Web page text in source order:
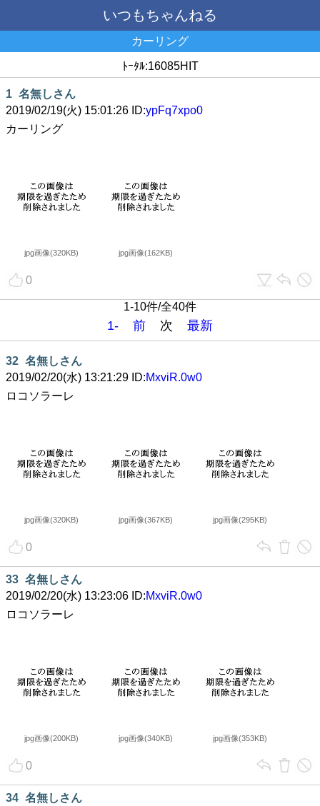
いつもちゃんねる
カーリング
ﾄｰﾀﾙ:16085HIT
1 名無しさん
2019/02/19(火) 15:01:26 ID:ypFq7xpo0
カーリング
jpg画像(320KB) jpg画像(162KB)
0
1-10件/全40件
1- 前 次 最新
32 名無しさん
2019/02/20(水) 13:21:29 ID:MxviR.0w0
ロコソラーレ
jpg画像(320KB) jpg画像(367KB) jpg画像(295KB)
0
33 名無しさん
2019/02/20(水) 13:23:06 ID:MxviR.0w0
ロコソラーレ
jpg画像(200KB) jpg画像(340KB) jpg画像(353KB)
0
34 名無しさん